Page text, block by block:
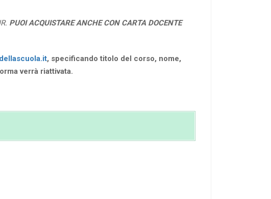
PUOI ACQUISTARE ANCHE CON CARTA DOCENTE
, specificando titolo del corso, nome,
verrà riattivata.